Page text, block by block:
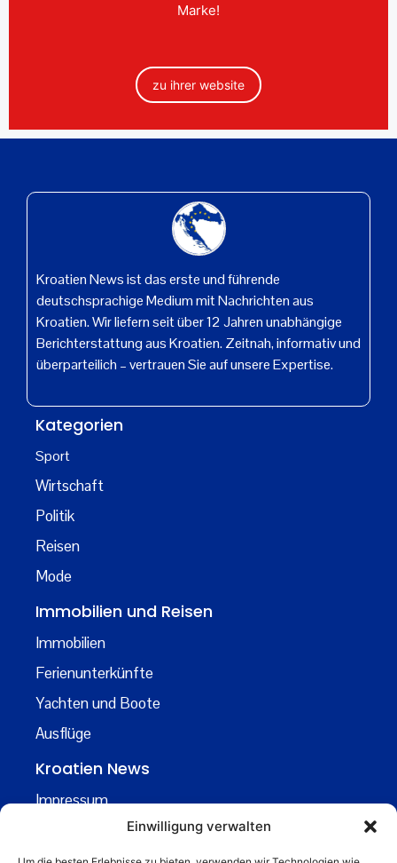
Einwilligung verwalten
Marke!
zu ihrer website
Kroatien News ist das erste und führende
deutschsprachige Medium mit Nachrichten aus
Kroatien. Wir liefern seit über 12 Jahren unabhängige
Berichterstattung aus Kroatien. Zeitnah, informativ und
überparteilich – vertrauen Sie auf unsere Expertise.
Kategorien
Sport
Wirtschaft
Politik
Reisen
Mode
Immobilien und Reisen
Immobilien
Ferienunterkünfte
Yachten und Boote
Ausflüge
Kroatien News
Impressum